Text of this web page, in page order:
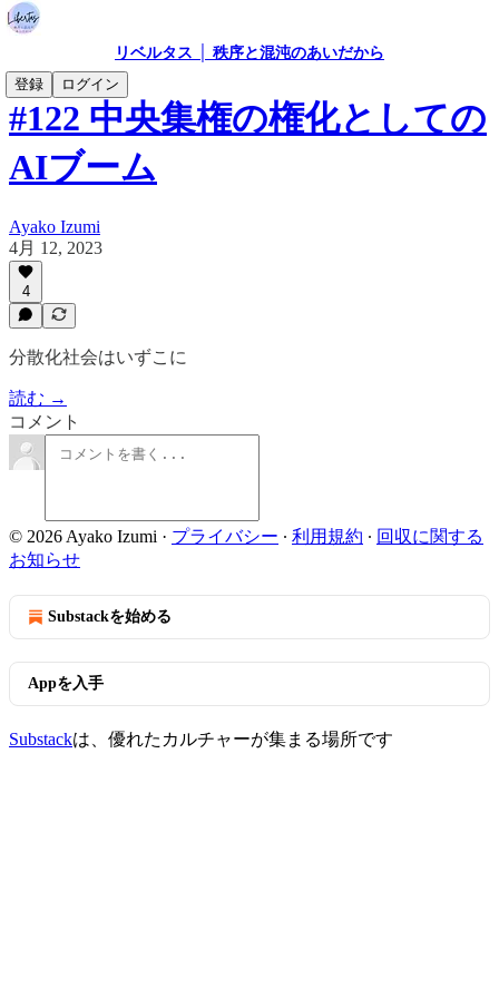
リベルタス │ 秩序と混沌のあいだから
登録
ログイン
#122 中央集権の権化としての
AIブーム
Ayako Izumi
4月 12, 2023
4
分散化社会はいずこに
読む →
コメント
© 2026 Ayako Izumi · プライバシー ∙ 利用規約 ∙ 回収に関する
お知らせ
Substackを始める
Appを入手
Substackは、優れたカルチャーが集まる場所です